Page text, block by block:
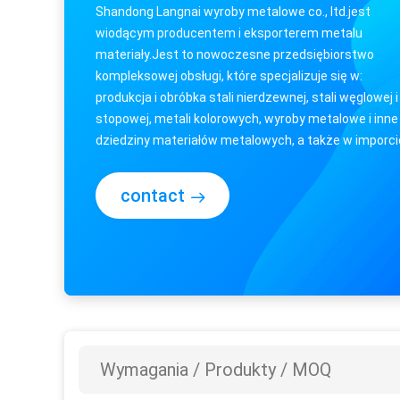
Shandong Langnai wyroby metalowe co., ltd.jest
wiodącym producentem i eksporterem metalu
materiały.Jest to nowoczesne przedsiębiorstwo
kompleksowej obsługi, które specjalizuje się w:
produkcja i obróbka stali nierdzewnej, stali węglowej i
stopowej, metali kolorowych, wyroby metalowe i inne
dziedziny materiałów metalowych, a także w
sprzedaży eksportowej oraz przemysłowe usługi ...
contact